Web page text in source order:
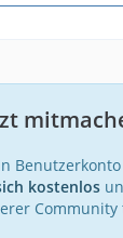
kostenlos
Community